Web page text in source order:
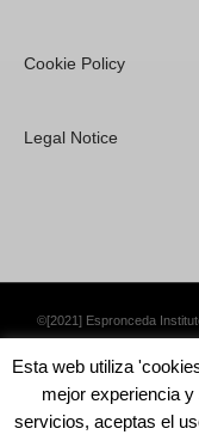
Cookie Policy
Legal Notice
©[2021] Espronceda
Esta web utiliza
mejor experiencia
servicios, aceptas el